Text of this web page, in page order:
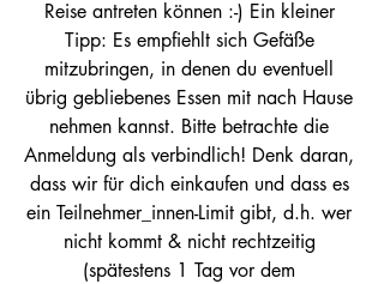
Reise antreten können :-) Ein kleiner
Tipp: Es empfiehlt sich Gefäße
mitzubringen, in denen du eventuell
übrig gebliebenes Essen mit nach Hause
nehmen kannst. Bitte betrachte die
Anmeldung als verbindlich! Denk daran,
dass wir für dich einkaufen und dass es
ein Teilnehmer_innen-Limit gibt, d.h. wer
nicht kommt & nicht rechtzeitig
(spätestens 1 Tag vor dem